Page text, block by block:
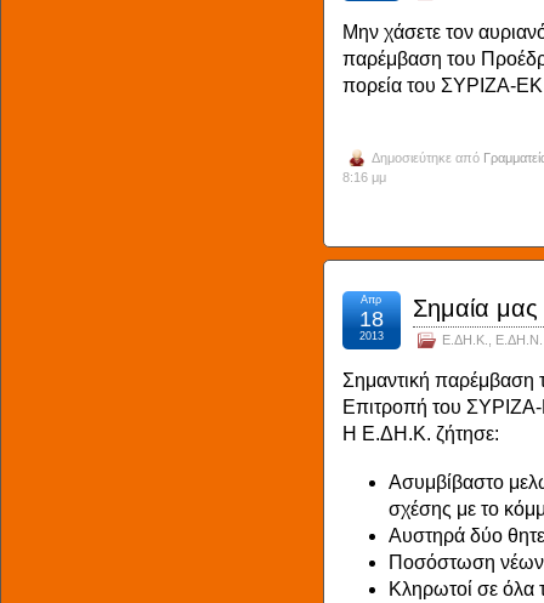
Μην χάσετε τον
παρέμβαση του
πορεία του ΣΥΡΙΖΑ-
Δημοσιεύτηκε από
8:16 μμ
Σημαία μας
Ε.ΔΗ.Κ. Ε.ΔΗ.Ν.
Απρ
18
2013
Σημαντική παρέμβαση
Επιτροπή του
Η Ε.ΔΗ.Κ. ζήτησε:
Ασυμβίβαστο
σχέσης με το
Αυστηρά δύο
Ποσόστωση νέων
Κληρωτοί σε όλα